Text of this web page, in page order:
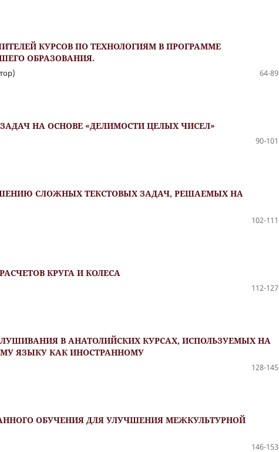
КУРСОВ ПО ТЕХНОЛОГИЯМ В ПРОГРАММЕ
ОБРАЗОВАНИЯ.
64-89
НА ОСНОВЕ «ДЕЛИМОСТИ ЦЕЛЫХ ЧИСЕЛ»
90-101
СЛОЖНЫХ ТЕКСТОВЫХ ЗАДАЧ, РЕШАЕМЫХ НА
102-111
КРУГА И КОЛЕСА
112-127
В АНАТОЛИЙСКИХ КУРСАХ, ИСПОЛЬЗУЕМЫХ НА
ЯЗЫКУ КАК ИНОСТРАННОМУ
128-145
ОБУЧЕНИЯ ДЛЯ УЛУЧШЕНИЯ МЕЖКУЛЬТУРНОЙ
146-153